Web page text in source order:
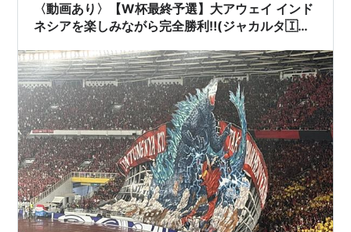
〈動画あり〉【W杯最終予選】大アウェイ インド
ネシアを楽しみながら完全勝利‼️(ジャカルタ🇮🇩